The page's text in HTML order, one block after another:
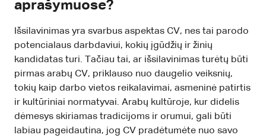
aprašymuose?
Išsilavinimas yra svarbus aspektas CV, nes tai parodo
potencialaus darbdaviui, kokių įgūdžių ir žinių
kandidatas turi. Tačiau tai, ar išsilavinimas turėtų būti
pirmas arabų CV, priklauso nuo daugelio veiksnių,
tokių kaip darbo vietos reikalavimai, asmeninė patirtis
ir kultūriniai normatyvai. Arabų kultūroje, kur didelis
dėmesys skiriamas tradicijoms ir orumui, gali būti
labiau pageidautina, jog CV pradėtumėte nuo savo